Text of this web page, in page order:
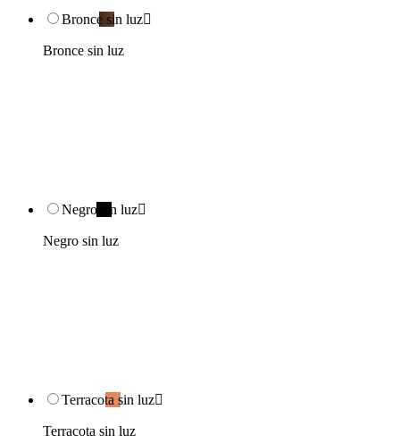
Bronce sin luz
Bronce sin luz
Negro sin luz
Negro sin luz
Terracota sin luz
Terracota sin luz